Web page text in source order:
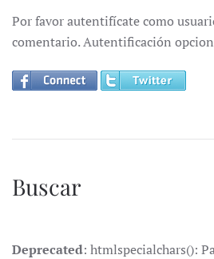
Por favor autentifícate como
comentario. Autentificación
Buscar
Deprecated: htmlspecialchars():